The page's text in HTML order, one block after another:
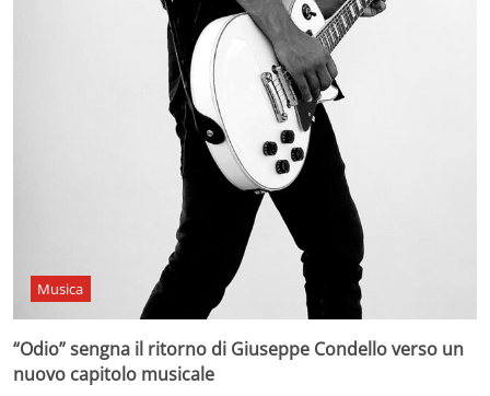
Musica
“Odio” sengna il ritorno di Giuseppe Condello verso un
nuovo capitolo musicale